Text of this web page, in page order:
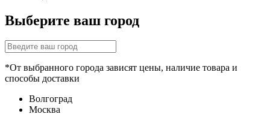
Выберите ваш город
*От выбранного города зависят цены, наличие товара и
способы доставки
Волгоград
Москва